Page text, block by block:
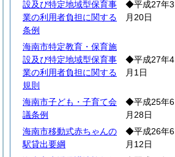
設及び特定地域型保育事
業の利用者負担に関する
条例
◆平成27年3
月20日
海南市特定教育・保育施
設及び特定地域型保育事
業の利用者負担に関する
規則
◆平成27年4
月1日
海南市子ども・子育て会
議条例
◆平成25年6
月28日
海南市移動式赤ちゃんの
駅貸出要綱
◆平成26年6
月12日